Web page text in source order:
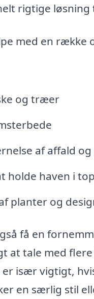
rigtige løsning
med en række
og træer
af affald
holde haven i
planter og
få en
at tale med
især vigtigt,
en særlig stil